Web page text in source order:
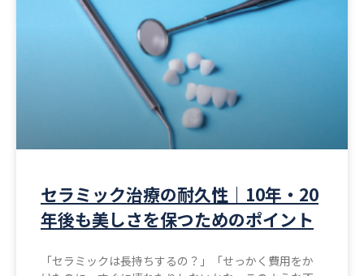
セラミック治療の耐久性｜10年・20
年後も美しさを保つためのポイント
「セラミックは長持ちするの？」「せっかく費用をか